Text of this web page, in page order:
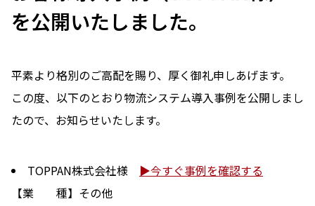
を公開いたしました。
平素より格別のご高配を賜り、厚く御礼申しあげます。
この度、以下のとおり物流システム導入事例を公開しまし
たので、お知らせいたします。
TOPPAN株式会社様 ▶今すぐ事例を確認する
【業 種】その他